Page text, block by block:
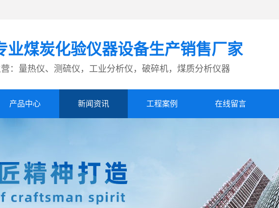
业煤炭化验仪器设备生产销售厂家
：量热仪、测硫仪，工业分析仪，破碎机，煤质分析仪器
产品中心 新闻资讯 工程案例 在线留言